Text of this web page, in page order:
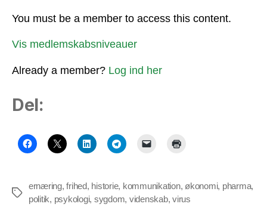
You must be a member to access this content.
Vis medlemskabsniveauer
Already a member? Log ind her
Del:
Tags
ernæring,frihed, historie, kommunikation, økonomi, pharma,
politik, psykologi, sygdom, videnskab,virus